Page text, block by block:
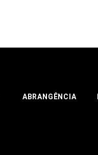
ABRANGÊNCIA